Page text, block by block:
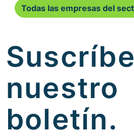
Todas las empresas del
nuestro
boletín.